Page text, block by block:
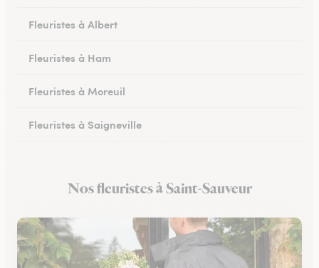
Fleuristes à Albert
Fleuristes à Ham
Fleuristes à Moreuil
Fleuristes à Saigneville
Fleuristes à Corbie
Nos fleuristes à Saint-Sauveur